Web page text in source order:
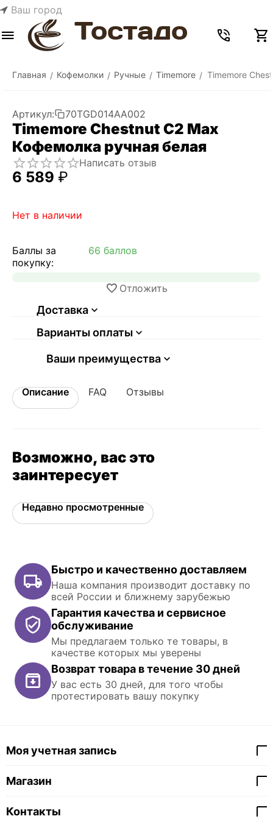
Ваш город
Главная / Кофемолки / Ручные / Timemore / Timemore
Артикул: 70TGD014AA002
Timemore Chestnut C2 Max
Кофемолка ручная белая
Написать отзыв
6 589 ₽
Нет в наличии
Баллы за
покупку:
66 баллов
Отложить
Доставка
Варианты оплаты
Ваши преимущества
Описание FAQ Отзывы
Возможно, вас это
заинтересует
Недавно просмотренные
Быстро и качественно доставляем
Наша компания производит доставку по
всей России и ближнему зарубежью
Гарантия качества и сервисное
обслуживание
Мы предлагаем только те товары, в
качестве которых мы уверены
Возврат товара в течение 30 дней
У вас есть 30 дней, для того чтобы
протестировать вашу покупку
Моя учетная запись
Магазин
Контакты
Меню Найти Корзина Отложенные
товары